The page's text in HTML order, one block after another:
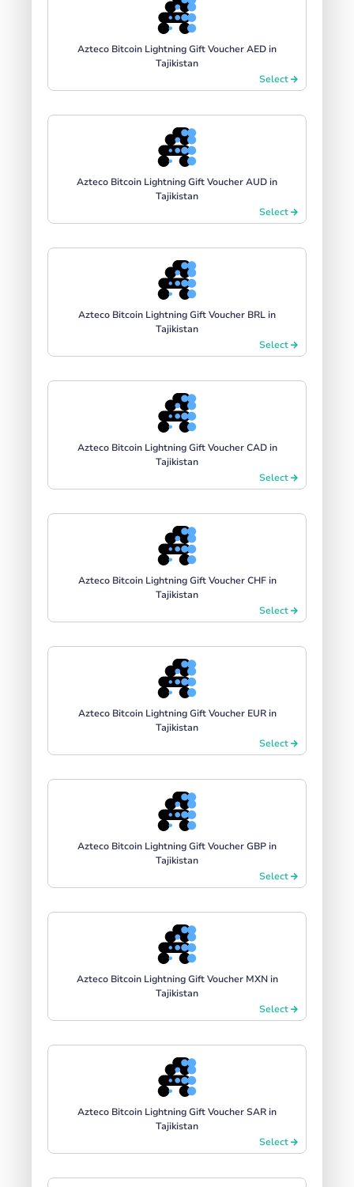
Azteco Bitcoin Lightning Gift Voucher AED in
Tajikistan
Select
Azteco Bitcoin Lightning Gift Voucher AUD in
Tajikistan
Select
Azteco Bitcoin Lightning Gift Voucher BRL in
Tajikistan
Select
Azteco Bitcoin Lightning Gift Voucher CAD in
Tajikistan
Select
Azteco Bitcoin Lightning Gift Voucher CHF in
Tajikistan
Select
Azteco Bitcoin Lightning Gift Voucher EUR in
Tajikistan
Select
Azteco Bitcoin Lightning Gift Voucher GBP in
Tajikistan
Select
Azteco Bitcoin Lightning Gift Voucher MXN in
Tajikistan
Select
Azteco Bitcoin Lightning Gift Voucher SAR in
Tajikistan
Select